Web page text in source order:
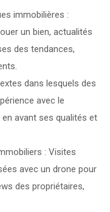
immobilières :
un bien, actualités
des tendances,
dans lesquels des
avec le
avant ses qualités et
: Visites
avec un drone pour
des propriétaires,